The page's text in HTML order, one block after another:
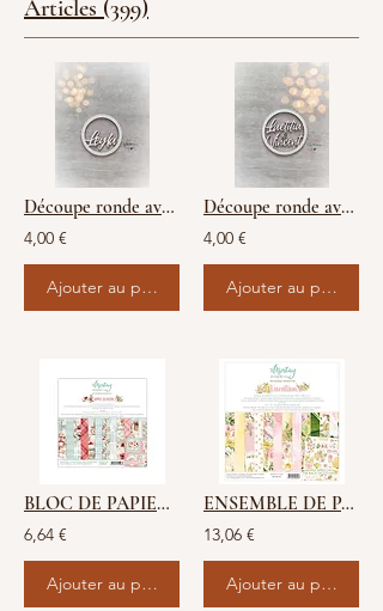
Articles (399)
Découpe ronde avec 1 prénom ou mot.
4,00 €
Ajouter au panier
Découpe ronde avec 2 prénoms au choix
4,00 €
Ajouter au panier
BLOC DE PAPIER 15x15cm - Apple Season - Mintay
6,64 €
Ajouter au panier
ENSEMBLE DE PAPIER 30,5X30,5cm - Vacation - Mintay
13,06 €
Ajouter au panier